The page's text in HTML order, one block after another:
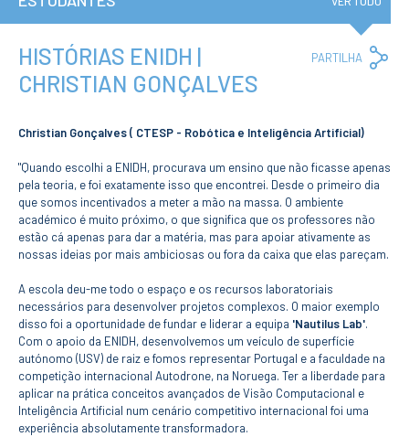
Privacidade e
RGPD
Política de
Avaliação e
Identidade de
Marca
Protocolos
Recrutamento
Contratação
Pública
Canal de Denúncia
Campus
Notícias
Agenda
Centenário ENIDH
Reconhecimento
de Habilitações
Estrangeiras
CURSOS
HISTÓRIAS ENIDH |
CHRISTIAN GONÇALVES
PARTILHA
Christian Gonçalves ( CTESP - Robótica e Inteligência Artificial)
"Quando escolhi a ENIDH, procurava um ensino que não ficasse apenas
pela teoria, e foi exatamente isso que encontrei. Desde o primeiro dia
que somos incentivados a meter a mão na massa. O ambiente
académico é muito próximo, o que significa que os professores não
estão cá apenas para dar a matéria, mas para apoiar ativamente as
nossas ideias por mais ambiciosas ou fora da caixa que elas pareçam.
A escola deu-me todo o espaço e os recursos laboratoriais
necessários para desenvolver projetos complexos. O maior exemplo
disso foi a oportunidade de fundar e liderar a equipa 'Nautilus Lab'.
Com o apoio da ENIDH, desenvolvemos um veículo de superfície
autónomo (USV) de raiz e fomos representar Portugal e a faculdade na
competição internacional Autodrone, na Noruega. Ter a liberdade para
aplicar na prática conceitos avançados de Visão Computacional e
Inteligência Artificial num cenário competitivo internacional foi uma
experiência absolutamente transformadora.